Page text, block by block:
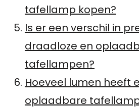
tafellamp kopen?
Is er een verschil in
draadloze en
tafellampen?
Hoeveel lumen heeft
oplaadbare